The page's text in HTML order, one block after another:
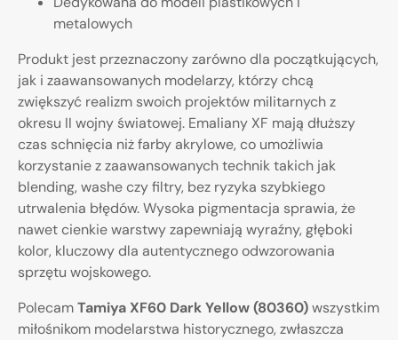
metalowych
Produkt jest przeznaczony zarówno dla początkujących,
jak i zaawansowanych modelarzy, którzy chcą
zwiększyć realizm swoich projektów militarnych z
okresu II wojny światowej. Emaliany XF mają dłuższy
czas schnięcia niż farby akrylowe, co umożliwia
korzystanie z zaawansowanych technik takich jak
blending, washe czy filtry, bez ryzyka szybkiego
utrwalenia błędów. Wysoka pigmentacja sprawia, że
nawet cienkie warstwy zapewniają wyraźny, głęboki
kolor, kluczowy dla autentycznego odwzorowania
sprzętu wojskowego.
PolecamTamiya XF60 Dark Yellow (80360)wszystkim
miłośnikom modelarstwa historycznego, zwłaszcza